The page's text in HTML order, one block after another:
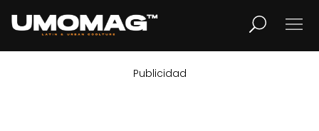
LIFESTYLE
Publicidad